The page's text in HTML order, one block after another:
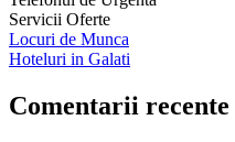
Servicii Oferte
Locuri de Munca
Hoteluri in Galati
Comentarii recente